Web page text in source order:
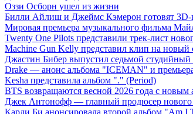
Оззи Осборн ушел из жизни
Билли Айлиш и Джеймс Кэмерон готовят
Мировая премьера музыкального фильма
Twenty One Pilots представили трек-лист
Machine Gun Kelly представил клип на новый
Джастин Бибер выпустил седьмой
Drake — анонс альбома "ICEMAN" и
Kesha представила альбом "." (Period)
BTS возвращаются весной 2026 года с
Джек Антонофф — главный продюсер нового
Карди Би анонсировала второй альбом "Am I